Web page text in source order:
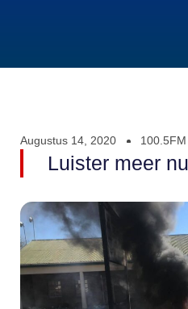
Augustus 14, 2020
Luister meer